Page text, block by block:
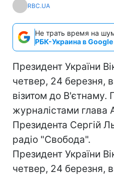
RBC.UA
Не трать время на
РБК-Украина в Google
Президент України
четвер, 24 березня,
візитом до В'єтнаму.
журналістами глава
Президента Сергій
радіо "Свобода".
Президент України
четвер, 24 березня,